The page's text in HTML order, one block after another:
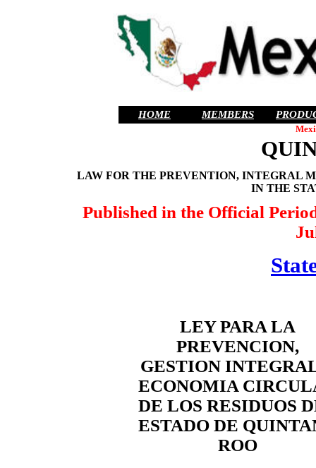
HOME MEMBERS
LAW FOR THE PREVENTION, INTEGRAL
IN THE
Published in the Official
LEY PARA LA
PREVENCION,
GESTION
ECONOMIA
DE LOS RESIDUOS
ESTADO DE
ROO